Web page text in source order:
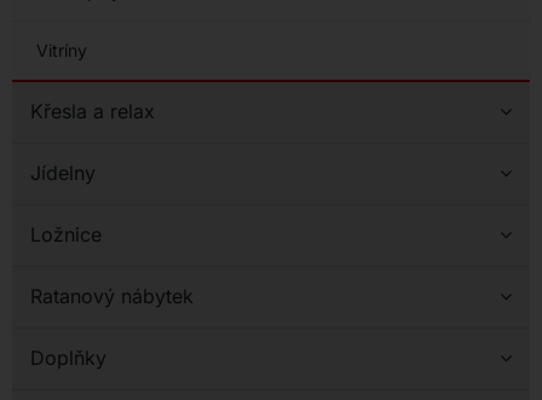
Vitríny
Křesla a relax
Jídelny
Ložnice
Ratanový nábytek
Doplňky